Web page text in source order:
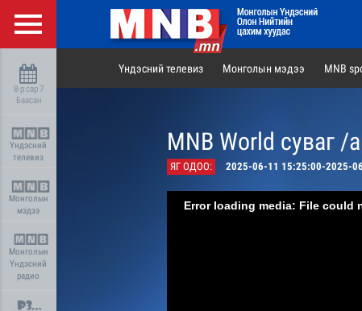
8-р сар 7
Баасан
Үндэсний
телевиз
Монголын
мэдээ
Монголын
Үндэсний
радио
Үндэсний телевиз Монголын мэдээ MNB
MNB World суваг /
ЯГ ОДОО: 2025-06-11 15:25:00-2025-
Error loading media: File could